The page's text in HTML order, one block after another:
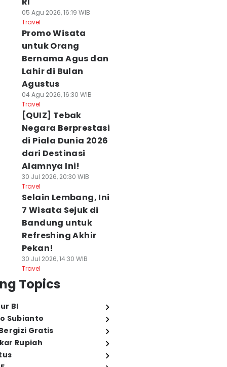
05 Agu 2026, 16:19 WIB
Travel
Promo Wisata
untuk Orang
Bernama Agus dan
Lahir di Bulan
Agustus
04 Agu 2026, 16:30 WIB
Travel
[QUIZ] Tebak
Negara Berprestasi
di Piala Dunia 2026
dari Destinasi
Alamnya Ini!
30 Jul 2026, 20:30 WIB
Travel
Selain Lembang, Ini
7 Wisata Sejuk di
Bandung untuk
Refreshing Akhir
Pekan!
30 Jul 2026, 14:30 WIB
Travel
Topics
BI
Subianto
Gratis
Rupiah